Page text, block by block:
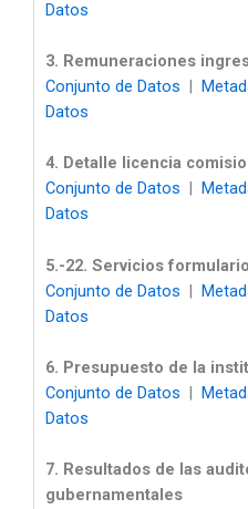
Datos
3. Remuneraciones
Conjunto de Datos |
Datos
4. Detalle licencia
Conjunto de Datos |
Datos
5.-22. Servicios
Conjunto de Datos |
Datos
6. Presupuesto de la
Conjunto de Datos |
Datos
7. Resultados de las
gubernamentales